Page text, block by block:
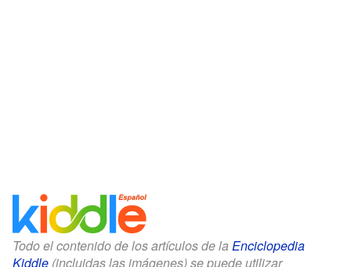
Todo el contenido de los artículos de la Enciclopedia
Kiddle (incluidas las imágenes) se puede utilizar